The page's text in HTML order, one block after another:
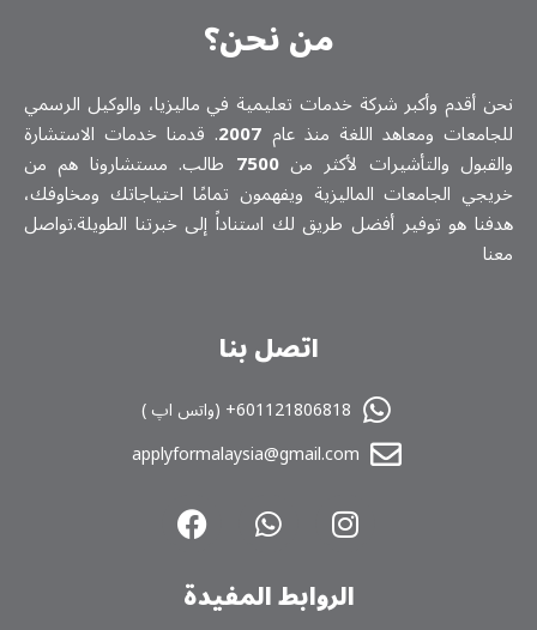
من نحن؟
نحن أقدم وأكبر شركة خدمات تعلیمیة في ماليزيا، والوكيل الرسمي
للجامعات ومعاهد اللغة منذ عام 2007. قدمنا خدمات الاستشارة
والقبول والتأشيرات لأكثر من7500 طالب. مستشارونا هم من
خريجي الجامعات الماليزية ويفهمون تمامًا احتياجاتك ومخاوفك،
هدفنا هو توفير أفضل طريق لك استناداً إلى خبرتنا الطويلة.تواصل
معنا
اتصل بنا
601121806818+ (واتس اپ )
applyformalaysia@gmail.com
الروابط المفیدة